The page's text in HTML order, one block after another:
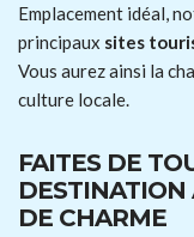
Emplacement idéal,
principaux sites
Vous aurez ainsi la
culture locale.
FAITES DE
DESTINATION
DE CHARME